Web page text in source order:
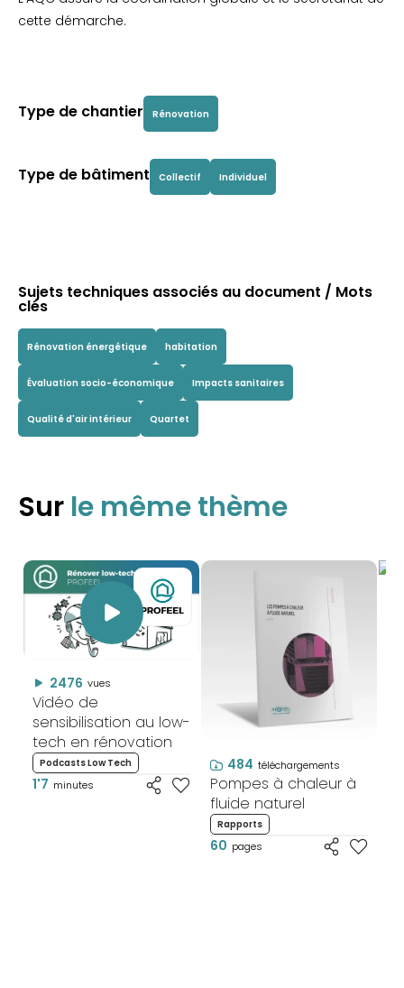
cette démarche.
Type de chantier Rénovation
Type de bâtiment Collectif Individuel
Sujets techniques associés au document / Mots
clés
Rénovation énergétique habitation
Évaluation socio-économique Impacts sanitaires
Qualité d'air intérieur Quartet
Sur le même thème
2476 vues
Vidéo de
sensibilisation au low-
tech en rénovation
Podcasts Low Tech
1'7 minutes
484 téléchargements
Pompes à chaleur à
fluide naturel
Rapports
60 pages